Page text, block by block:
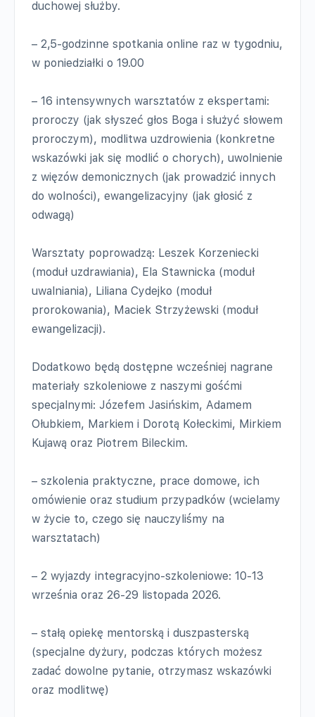
duchowej służby.
– 2,5-godzinne spotkania online raz w tygodniu,
w poniedziałki o 19.00
– 16 intensywnych warsztatów z ekspertami:
proroczy (jak słyszeć głos Boga i służyć słowem
proroczym), modlitwa uzdrowienia (konkretne
wskazówki jak się modlić o chorych), uwolnienie
z więzów demonicznych (jak prowadzić innych
do wolności), ewangelizacyjny (jak głosić z
odwagą)
Warsztaty poprowadzą: Leszek Korzeniecki
(moduł uzdrawiania), Ela Stawnicka (moduł
uwalniania), Liliana Cydejko (moduł
prorokowania), Maciek Strzyżewski (moduł
ewangelizacji).
Dodatkowo będą dostępne wcześniej nagrane
materiały szkoleniowe z naszymi gośćmi
specjalnymi: Józefem Jasińskim, Adamem
Ołubkiem, Markiem i Dorotą Kołeckimi, Mirkiem
Kujawą oraz Piotrem Bileckim.
– szkolenia praktyczne, prace domowe, ich
omówienie oraz studium przypadków (wcielamy
w życie to, czego się nauczyliśmy na
warsztatach)
– 2 wyjazdy integracyjno-szkoleniowe: 10-13
września oraz 26-29 listopada 2026.
– stałą opiekę mentorską i duszpasterską
(specjalne dyżury, podczas których możesz
zadać dowolne pytanie, otrzymasz wskazówki
oraz modlitwę)